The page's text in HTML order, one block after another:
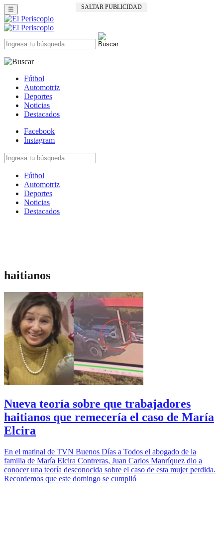
SALTAR PUBLICIDAD
☰
Fútbol
Automotriz
Deportes
Noticias
Destacados
Facebook
Instagram
Fútbol
Automotriz
Deportes
Noticias
Destacados
haitianos
Nueva teoría sobre que trabajadores
haitianos que remecería el caso de María
Elcira
En el matinal de TVN Buenos Días a Todos el abogado de la
familia de María Elcira Contreras, Juan Carlos Manríquez dio a
conocer una teoría desconocida sobre el caso de esta mujer perdida.
Recordemos que este domingo se cumplió